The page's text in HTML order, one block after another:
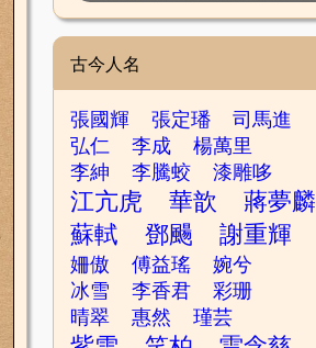
古今人名
張國輝 張定璠
司馬進
弘仁
李成
楊萬里
李紳
李騰蛟 漆雕哆
江亢虎 華歆
蔣夢麟
蘇軾
鄧颺 謝重輝
姍傲 傅益瑤
婉兮
冰雪
李香君
彩珊
晴翠
惠然 瑾芸